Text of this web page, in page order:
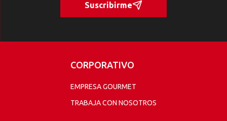
Suscribirme
CORPORATIVO
EMPRESA GOURMET
TRABAJA CON NOSOTROS